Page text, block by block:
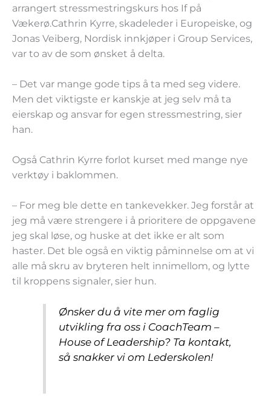
arrangert stressmestringskurs hos If på
Vækerø.Cathrin Kyrre, skadeleder i Europeiske, og
Jonas Veiberg, Nordisk innkjøper i Group Services,
var to av de som ønsket å delta.
– Det var mange gode tips å ta med seg videre.
Men det viktigste er kanskje at jeg selv må ta
eierskap og ansvar for egen stressmestring, sier
han.
Også Cathrin Kyrre forlot kurset med mange nye
verktøy i baklommen.
– For meg ble dette en tankevekker. Jeg forstår at
jeg må være strengere i å prioritere de oppgavene
jeg skal løse, og huske at det ikke er alt som
haster. Det ble også en viktig påminnelse om at vi
alle må skru av bryteren helt innimellom, og lytte
til kroppens signaler, sier hun.
Ønsker du å vite mer om faglig
utvikling fra oss i CoachTeam –
House of Leadership? Ta kontakt,
så snakker vi om Lederskolen!